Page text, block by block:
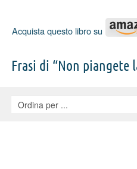
Acquista questo libro su
Frasi di “Non piangete